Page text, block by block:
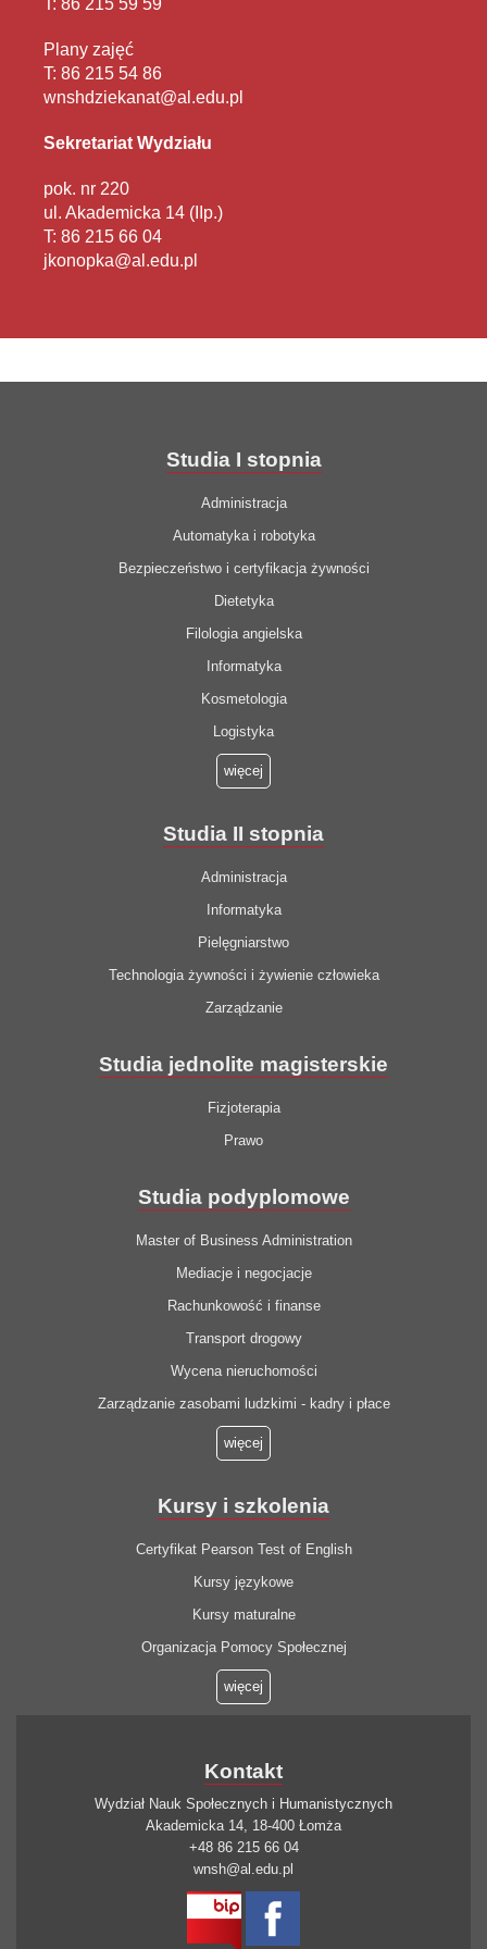
Plany zajęć
T: 86 215 54 86
wnshdziekanat@al.edu.pl
Sekretariat Wydziału
pok. nr 220
ul. Akademicka 14 (IIp.)
T: 86 215 66 04
jkonopka@al.edu.pl
Studia I stopnia
Administracja
Automatyka i robotyka
Bezpieczeństwo i certyfikacja żywności
Dietetyka
Filologia angielska
Informatyka
Kosmetologia
Logistyka
więcej
Studia II stopnia
Administracja
Informatyka
Pielęgniarstwo
Technologia żywności i żywienie człowieka
Zarządzanie
Studia jednolite magisterskie
Fizjoterapia
Prawo
Studia podyplomowe
Master of Business Administration
Mediacje i negocjacje
Rachunkowość i finanse
Transport drogowy
Wycena nieruchomości
Zarządzanie zasobami ludzkimi - kadry i płace
więcej
Kursy i szkolenia
Certyfikat Pearson Test of English
Kursy językowe
Kursy maturalne
Organizacja Pomocy Społecznej
więcej
Kontakt
Wydział Nauk Społecznych i Humanistycznych
Akademicka 14, 18-400 Łomża
+48 86 215 66 04
wnsh@al.edu.pl